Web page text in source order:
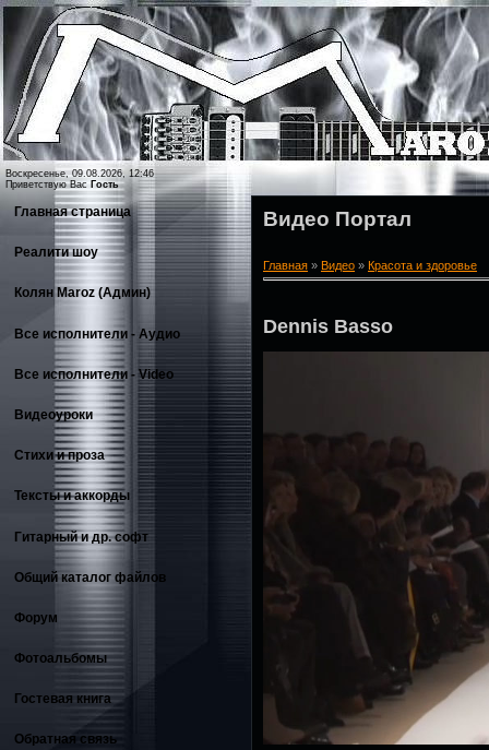
Воскресенье, 09.08.2026, 12:46
Приветствую Вас Гость
Главная страница
Реалити шоу
Колян Maroz (Админ)
Все исполнители - Аудио
Все исполнители - Video
Видеоуроки
Стихи и проза
Тексты и аккорды
Гитарный и др. софт
Общий каталог файлов
Форум
Фотоальбомы
Гостевая книга
Обратная связь
Видео Портал
Главная » Видео » Красота и здоровье
Dennis Basso